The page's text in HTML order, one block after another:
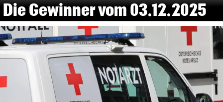
Die Gewinner vom 03.12.2025